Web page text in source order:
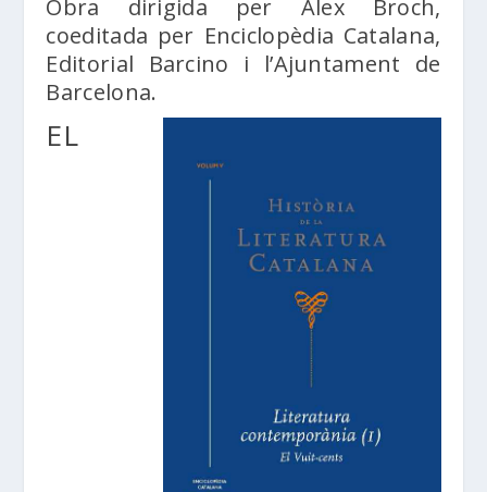
Obra dirigida per Àlex Broch,
coeditada per Enciclopèdia Catalana,
Editorial Barcino i l’Ajuntament de
Barcelona.
EL